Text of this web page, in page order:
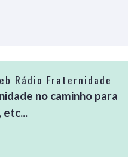
Rádio Fraternidade
no caminho para
etc...